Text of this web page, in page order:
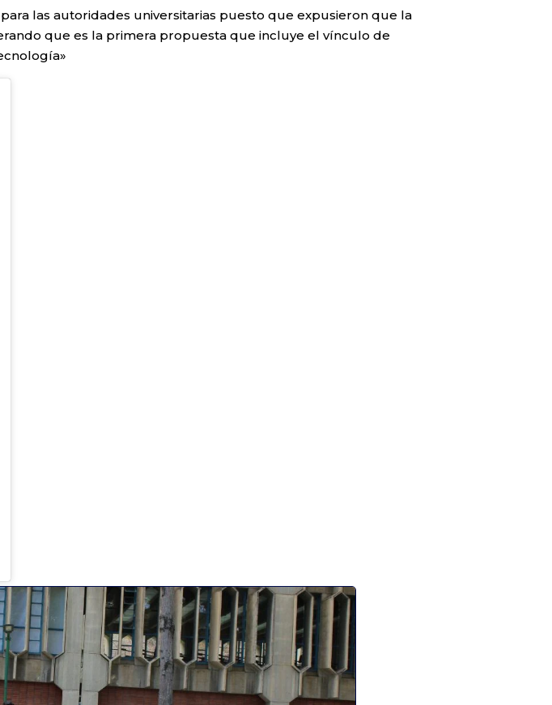
las autoridades universitarias puesto que expusieron que la
que es la primera propuesta que incluye el vínculo de